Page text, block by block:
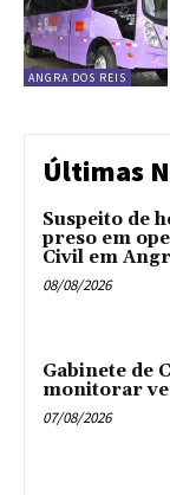
ANGRA DOS REIS
Últimas
Suspeito de
preso em
Civil em
08/08/2026
Gabinete de
monitorar
07/08/2026